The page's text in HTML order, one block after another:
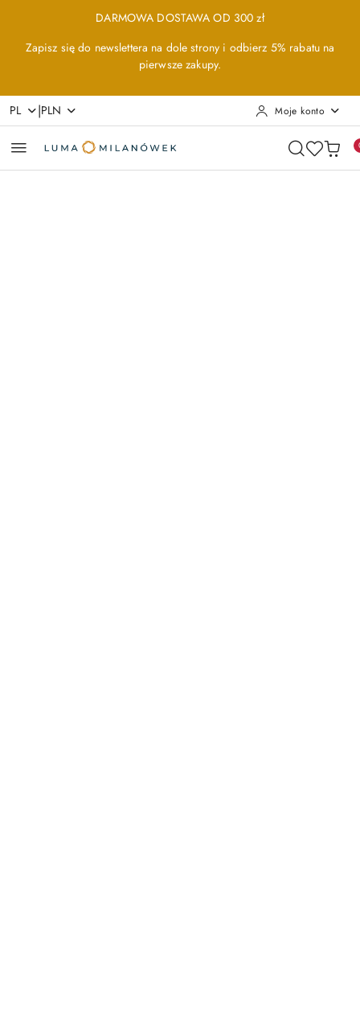
Przejdź do treści głównej
Przejdź do wyszukiwarki
Przejdź do moje konto
Przejdź do menu głównego
Przejdź do opisu produktu
Przejdź do stopkiDARMOWA DOSTAWA OD 300 zł
Zapisz się do newslettera na dole strony i odbierz 5% rabatu na
pierwsze zakupy.
PL |PLN Moje konto